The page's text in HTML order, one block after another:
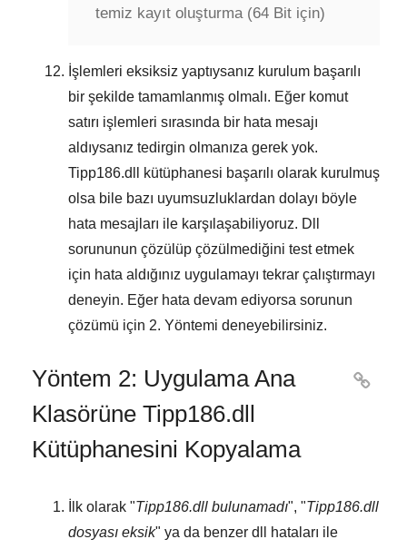
temiz kayıt oluşturma (64 Bit için)
İşlemleri eksiksiz yaptıysanız kurulum başarılı
bir şekilde tamamlanmış olmalı. Eğer komut
satırı işlemleri sırasında bir hata mesajı
aldıysanız tedirgin olmanıza gerek yok.
Tipp186.dll kütüphanesi başarılı olarak kurulmuş
olsa bile bazı uyumsuzluklardan dolayı böyle
hata mesajları ile karşılaşabiliyoruz. Dll
sorununun çözülüp çözülmediğini test etmek
için hata aldığınız uygulamayı tekrar çalıştırmayı
deneyin. Eğer hata devam ediyorsa sorunun
çözümü için 2. Yöntemi deneyebilirsiniz.
Yöntem 2: Uygulama Ana
Klasörüne Tipp186.dll
Kütüphanesini Kopyalama

İlk olarak "Tipp186.dll bulunamadı", "Tipp186.dll
dosyası eksik" ya da benzer dll hataları ile